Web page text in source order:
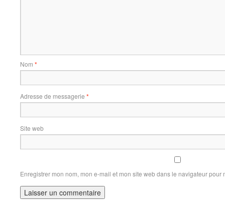
Nom *
Adresse de messagerie *
Site web
Enregistrer mon nom, mon e-mail et mon site web dans le navigateur pour